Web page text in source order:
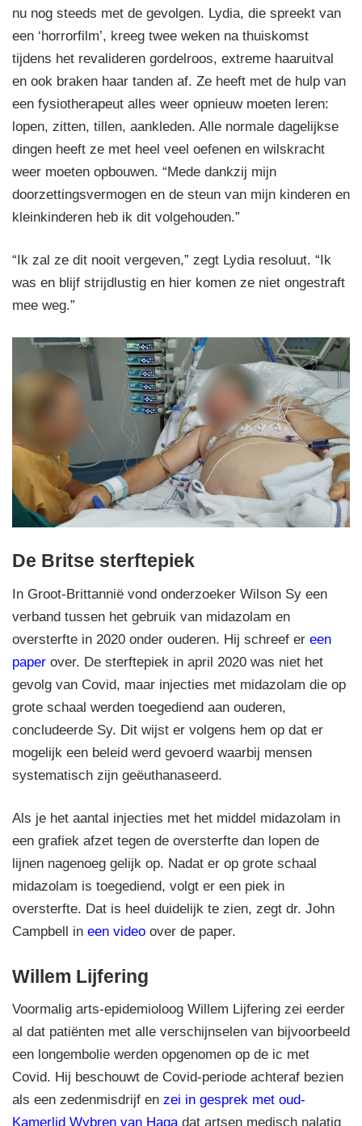
nu nog steeds met de gevolgen. Lydia, die spreekt van
een ‘horrorfilm’, kreeg twee weken na thuiskomst
tijdens het revalideren gordelroos, extreme haaruitval
en ook braken haar tanden af. Ze heeft met de hulp van
een fysiotherapeut alles weer opnieuw moeten leren:
lopen, zitten, tillen, aankleden. Alle normale dagelijkse
dingen heeft ze met heel veel oefenen en wilskracht
weer moeten opbouwen. “Mede dankzij mijn
doorzettingsvermogen en de steun van mijn kinderen en
kleinkinderen heb ik dit volgehouden.”
“Ik zal ze dit nooit vergeven,” zegt Lydia resoluut. “Ik
was en blijf strijdlustig en hier komen ze niet ongestraft
mee weg.”
De Britse sterftepiek
In Groot-Brittannië vond onderzoeker Wilson Sy een
verband tussen het gebruik van midazolam en
oversterfte in 2020 onder ouderen. Hij schreef er een
paper over. De sterftepiek in april 2020 was niet het
gevolg van Covid, maar injecties met midazolam die op
grote schaal werden toegediend aan ouderen,
concludeerde Sy. Dit wijst er volgens hem op dat er
mogelijk een beleid werd gevoerd waarbij mensen
systematisch zijn geëuthanaseerd.
Als je het aantal injecties met het middel midazolam in
een grafiek afzet tegen de oversterfte dan lopen de
lijnen nagenoeg gelijk op. Nadat er op grote schaal
midazolam is toegediend, volgt er een piek in
oversterfte. Dat is heel duidelijk te zien, zegt dr. John
Campbell in een video over de paper.
Willem Lijfering
Voormalig arts-epidemioloog Willem Lijfering zei eerder
al dat patiënten met alle verschijnselen van bijvoorbeeld
een longembolie werden opgenomen op de ic met
Covid. Hij beschouwt de Covid-periode achteraf bezien
als een zedenmisdrijf en zei in gesprek met oud-
Kamerlid Wybren van Haga dat artsen medisch nalatig